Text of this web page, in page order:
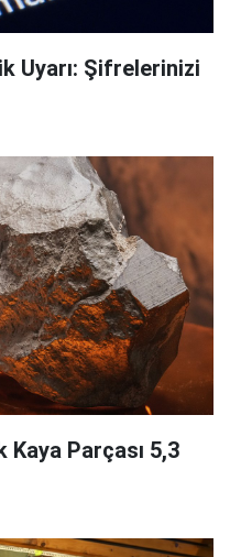
Uyarı: Şifrelerinizi
Kaya Parçası 5,3